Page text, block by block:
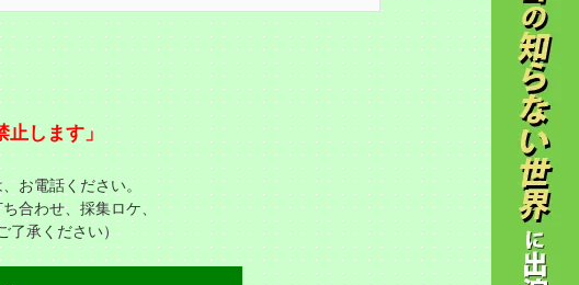
します」
お電話ください。
合わせ、採集ロケ、
承ください）